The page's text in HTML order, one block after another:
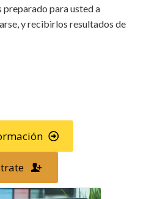
preparado para usted a
y recibirlos resultados de